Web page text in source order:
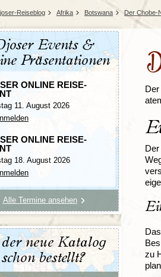
Reiseblog Afrika Botswana Der Chobe-
zu
Events &
Präsentationen
ONLINE REISE-
11. August 2026
ONLINE REISE-
18. August 2026
Alle Termine ansehen
neue Katalog
schon bestellt?